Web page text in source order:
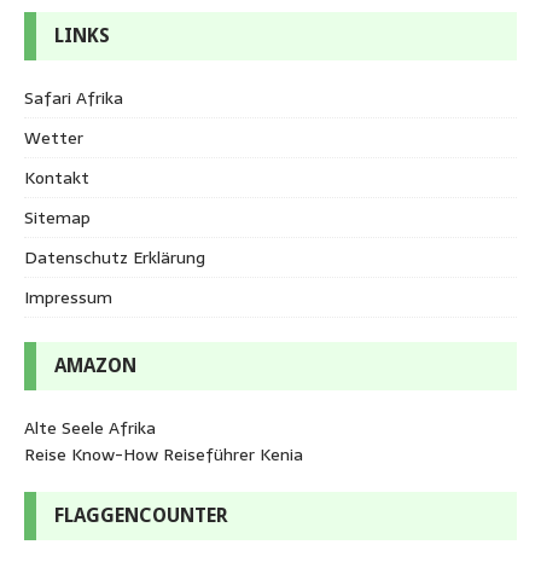
LINKS
Safari Afrika
Wetter
Kontakt
Sitemap
Datenschutz Erklärung
Impressum
AMAZON
Alte Seele Afrika
Reise Know-How Reiseführer Kenia
FLAGGENCOUNTER